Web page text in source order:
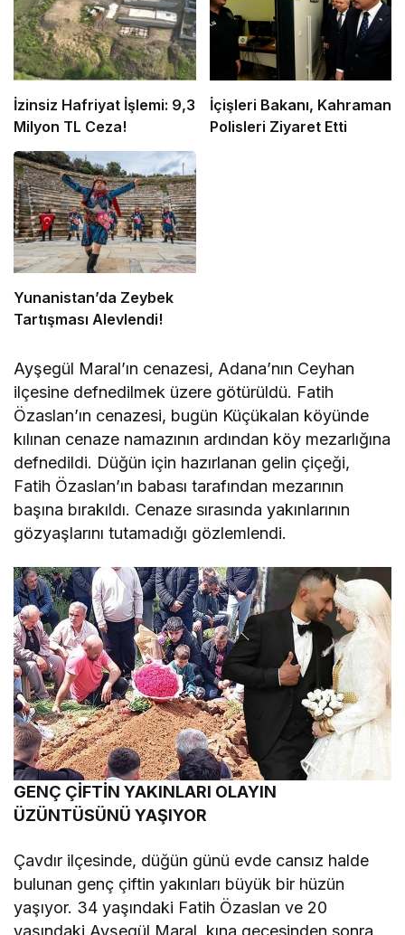
İzinsiz Hafriyat İşlemi: 9,3
Milyon TL Ceza!
İçişleri Bakanı, Kahraman
Polisleri Ziyaret Etti
Yunanistan’da Zeybek
Tartışması Alevlendi!
Ayşegül Maral’ın cenazesi, Adana’nın Ceyhan
ilçesine defnedilmek üzere götürüldü. Fatih
Özaslan’ın cenazesi, bugün Küçükalan köyünde
kılınan cenaze namazının ardından köy mezarlığına
defnedildi. Düğün için hazırlanan gelin çiçeği,
Fatih Özaslan’ın babası tarafından mezarının
başına bırakıldı. Cenaze sırasında yakınlarının
gözyaşlarını tutamadığı gözlemlendi.
GENÇ ÇİFTİN YAKINLARI OLAYIN
ÜZÜNTÜSÜNÜ YAŞIYOR
Çavdır ilçesinde, düğün günü evde cansız halde
bulunan genç çiftin yakınları büyük bir hüzün
yaşıyor. 34 yaşındaki Fatih Özaslan ve 20
yaşındaki Ayşegül Maral, kına gecesinden sonra